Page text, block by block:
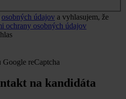
osobných údajov a vyhlasujem, že
ochrany osobných údajov
Google reCaptcha
na kandidáta